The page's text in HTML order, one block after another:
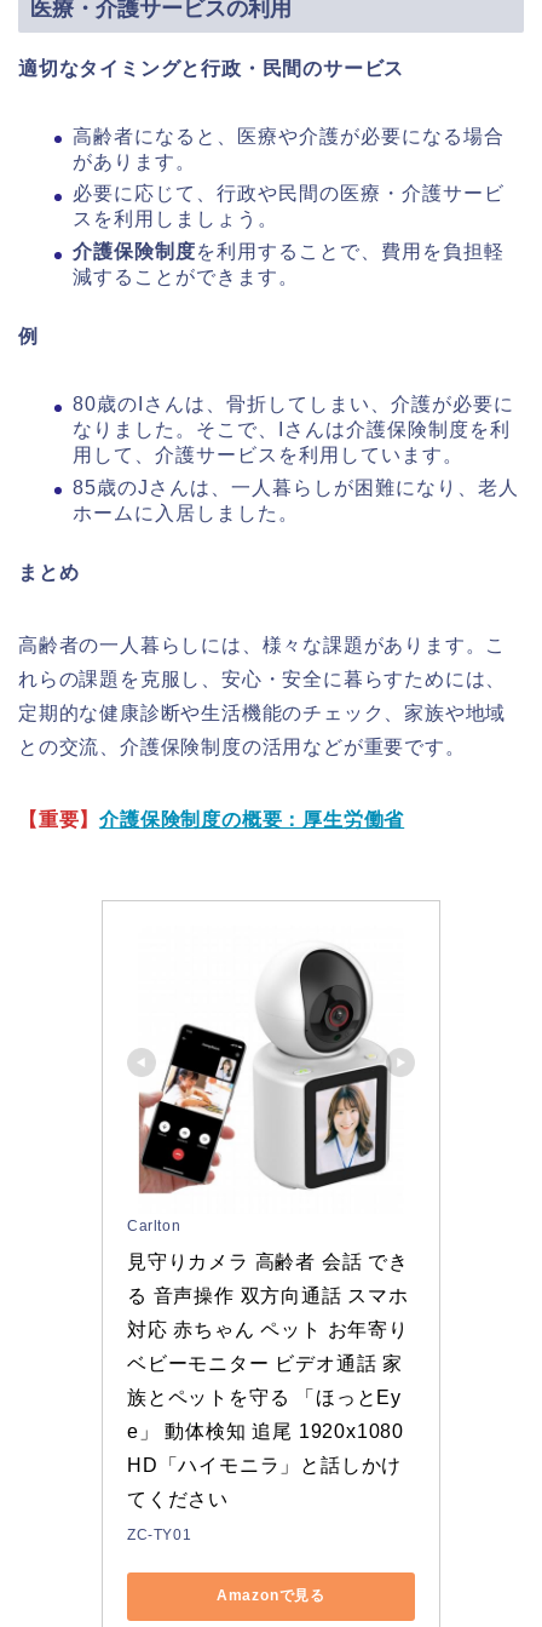
医療・介護サービスの利用
適切なタイミングと行政・民間のサービス
高齢者になると、医療や介護が必要になる場合
があります。
必要に応じて、行政や民間の医療・介護サービ
スを利用しましょう。
介護保険制度を利用することで、費用を負担軽
減することができます。
例
80歳のIさんは、骨折してしまい、介護が必要に
なりました。そこで、Iさんは介護保険制度を利
用して、介護サービスを利用しています。
85歳のJさんは、一人暮らしが困難になり、老人
ホームに入居しました。
まとめ
高齢者の一人暮らしには、様々な課題があります。こ
れらの課題を克服し、安心・安全に暮らすためには、
定期的な健康診断や生活機能のチェック、家族や地域
との交流、介護保険制度の活用などが重要です。
【重要】介護保険制度の概要：厚生労働省
Carlton
見守りカメラ 高齢者 会話 でき
る 音声操作 双方向通話 スマホ
対応 赤ちゃん ペット お年寄り
ベビーモニター ビデオ通話 家
族とペットを守る 「ほっとEy
e」 動体検知 追尾 1920x1080
HD「ハイモニラ」と話しかけ
てください
ZC-TY01
Amazonで見る